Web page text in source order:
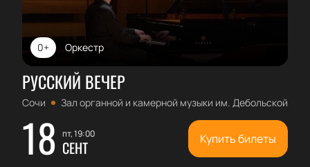
Оркестр
0+
РУССКИЙ ВЕЧЕР
Сочи Зал органной и камерной музыки им. Дебольской
18 пт, 19:00
СЕНТ Купить билеты